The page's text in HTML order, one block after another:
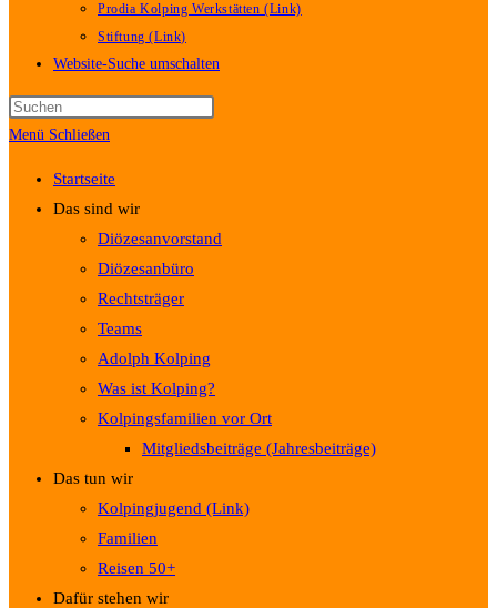
Prodia Kolping Werkstätten (Link)
Stiftung (Link)
Website-Suche umschalten
Menü Schließen
Startseite
Das sind wir
Diözesanvorstand
Diözesanbüro
Rechtsträger
Teams
Adolph Kolping
Was ist Kolping?
Kolpingsfamilien vor Ort
Mitgliedsbeiträge (Jahresbeiträge)
Das tun wir
Kolpingjugend (Link)
Familien
Reisen 50+
Dafür stehen wir